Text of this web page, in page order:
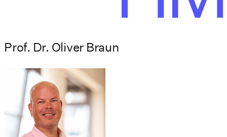
Prof. Dr. Oliver Braun